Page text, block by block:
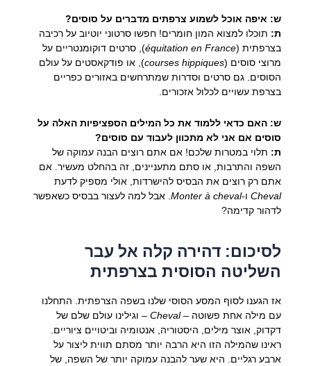
ש: איפה אוכל לשמוע צרפתים מדברים על סוסים?
ת: תוכלו למצוא המון חומרים! חפשו סרטוני יוטיוב על רכיבה
בצרפתית (équitation en France), סרטים דוקומנטריים על
מרוצי סוסים (courses hippiques), או פודקאסטים על עולם
הסוסים. גם סרטים וסדרות שמתרחשים באזורים כפריים
בצרפת עשויים לכלול אזכורים.
ש: האם כדאי ללמוד את כל המילים הספציפיות האלה על
סוסים אם אני לא מתכוון לעבוד עם סוסים?
ת: תלוי במטרות שלכם! אם אתם רוצים הבנה עמוקה של
השפה והתרבות, או סתם מתעניינים, זה בהחלט מעשיר. אם
אתם רק רוצים את הבסיס להישרדות, אולי מספיק לדעת
Chevalו-Monter à cheval. אבל למה לעצור בבסיס כשאפשר
לדהור קדימה?
לסיכום: דהירה קלה אל עבר
השליטה הסוסית בצרפתית
אז הגענו לסוף המסע הסוסי שלנו בשפה הצרפתית. התחלנו
עם מילה אחת פשוטה –Cheval– וגילינו עולם שלם של
דקדוק, אוצר מילים, היסטוריה, אנטומיה וביטויים ציוריים.
ראינו שהמילה הזו היא הרבה יותר מסתם תווית ליצור על
ארבע רגליים. היא שער להבנה עמוקה יותר של השפה, של